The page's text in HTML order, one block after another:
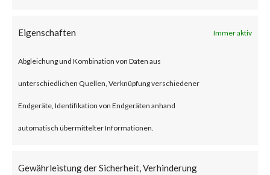
Eigenschaften Immer aktiv
Abgleichung und Kombination von Daten aus
unterschiedlichen Quellen, Verknüpfung verschiedener
Endgeräte, Identifikation von Endgeräten anhand
automatisch übermittelter Informationen.
Gewährleistung der Sicherheit, Verhinderung
added the vulnerability to their
(KEV) catalog on May 1st, 2023.
As such, patches should be
applied as soon as possible.